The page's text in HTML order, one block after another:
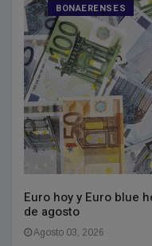
BONAERENSES
Euro hoy y Euro blue
de agosto
Agosto 03, 2026